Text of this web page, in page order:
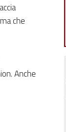
che
Anche